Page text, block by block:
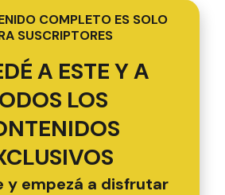
COMPLETO ES SOLO
SUSCRIPTORES
A ESTE Y A
LOS
y empezá a disfrutar